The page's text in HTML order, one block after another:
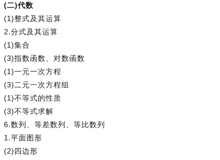
(二)代数
(1)整式及其运算
2.分式及其运算
(1)集合
(3)指数函数、对数函数
(1)一元一次方程
(3)二元一次方程组
(1)不等式的性质
(3)不等式求解
6.数列、等差数列、等比数列
1.平面图形
(2)四边形